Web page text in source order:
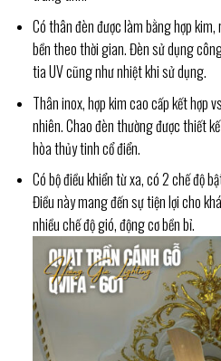
Có thân đèn được làm bằng hợp
bền theo thời gian. Đèn sử dụng
tia UV cũng như nhiệt khi sử dụng.
Thân inox, hợp kim cao cấp kết hợp
nhiên. Chao đèn thường được thiết
hòa thủy tinh cổ điển.
Có bộ điều khiển từ xa, có 2 chế độ
Điều này mang đến sự tiện lợi cho
nhiều chế độ gió, động cơ bền bỉ.